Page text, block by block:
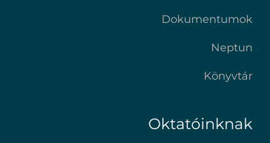
Dokumentumok
Neptun
Könyvtár
Oktatóinknak